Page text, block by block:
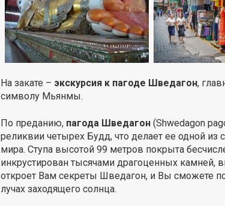
На закате – экскурсия к пагоде Шведагон,
символу Мьянмы.
По преданию, пагода Шведагон (Shwedagon
реликвии четырех Будд, что делает ее одной
мира. Ступа высотой 99 метров покрыта
инкрустирован тысячами драгоценных
откроет Вам секреты Шведагон, и Вы сможете
лучах заходящего солнца.